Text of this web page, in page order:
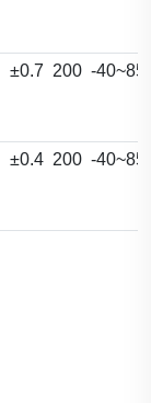
±0.7 200 -40~85
±0.4 200 -40~85